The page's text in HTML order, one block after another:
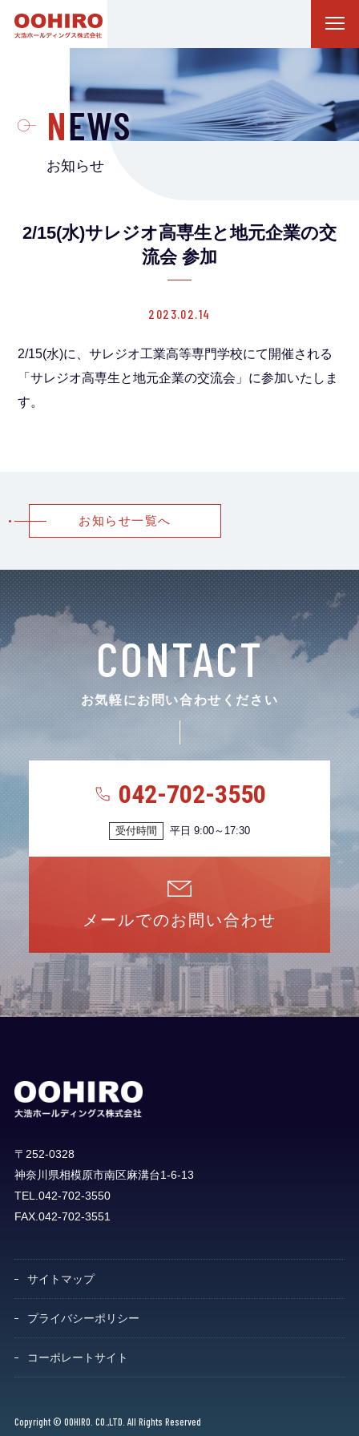
NEWS
お知らせ
2/15(水)サレジオ高専生と地元企業の交
流会 参加
2023.02.14
2/15(水)に、サレジオ工業高等専門学校にて開催される
「サレジオ高専生と地元企業の交流会」に参加いたしま
す。
お知らせ一覧へ
CONTACT
お気軽にお問い合わせください
042-702-3550
受付時間 平日 9:00～17:30
メールでのお問い合わせ
〒252-0328
神奈川県相模原市南区麻溝台1-6-13
TEL.042-702-3550
FAX.042-702-3551
サイトマップ
プライバシーポリシー
コーポレートサイト
Copyright © OOHIRO. CO.,LTD. All Rights Reserved